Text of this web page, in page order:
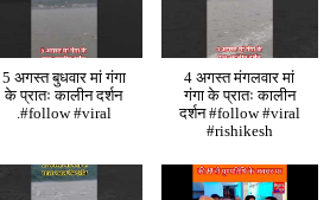
5 अगस्त बुधवार मां गंगा
के प्रातः कालीन दर्शन
.#follow #viral
4 अगस्त मंगलवार मां
गंगा के प्रातः कालीन
दर्शन #follow #viral
#rishikesh